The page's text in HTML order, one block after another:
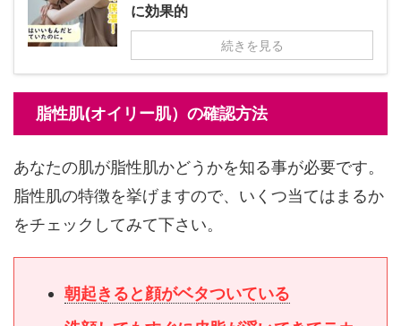
に効果的
続きを見る
脂性肌(オイリー肌）の確認方法
あなたの肌が脂性肌かどうかを知る事が必要です。
脂性肌の特徴を挙げますので、いくつ当てはまるか
をチェックしてみて下さい。
朝起きると顔がベタついている